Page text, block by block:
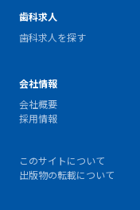
歯科求人
歯科求人を探す
会社情報
会社概要
採用情報
このサイトについて
出版物の転載について